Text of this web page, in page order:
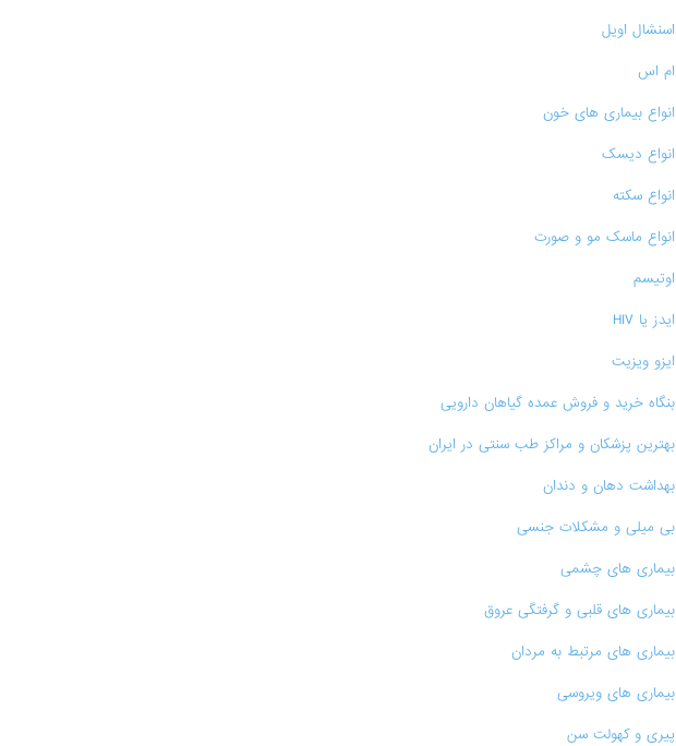
اسنشال اویل
ام اس
انواع بیماری های خون
انواع دیسک
انواع سکته
انواع ماسک مو و صورت
اوتیسم
ایدز یا HIV
ایزو ویزیت
بنگاه خرید و فروش عمده گیاهان دارویی
بهترین پزشکان و مراکز طب سنتی در ایران
بهداشت دهان و دندان
بی میلی و مشکلات جنسی
بیماری های چشمی
بیماری های قلبی و گرفتگی عروق
بیماری های مرتبط به مردان
بیماری های ویروسی
پیری و کهولت سن